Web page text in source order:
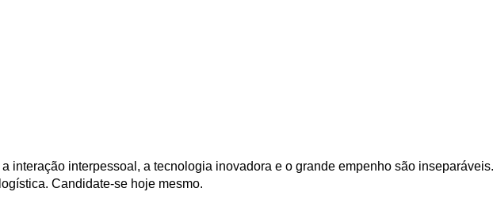
interação interpessoal, a tecnologia inovadora e o grande empenho são
Candidate-se hoje mesmo.